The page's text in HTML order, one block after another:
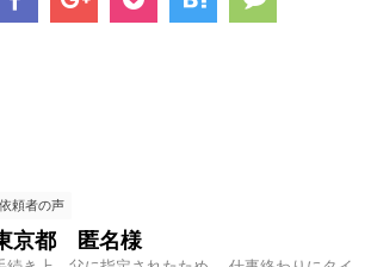
依頼者の声
京都 匿名様